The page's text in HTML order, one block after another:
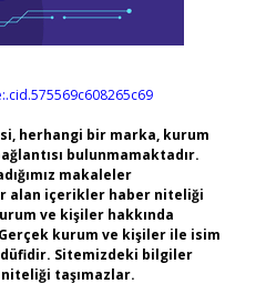
herhangi bir marka, kurum
bulunmamaktadır.
makaleler
alan içerikler haber niteliği
ve kişiler hakkında
kurum ve kişiler ile isim
Sitemizdeki bilgiler
taşımazlar.